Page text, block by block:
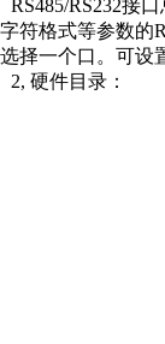
RS485/RS232接口
字符格式等参数的
选择一个口。可设
2, 硬件目录：